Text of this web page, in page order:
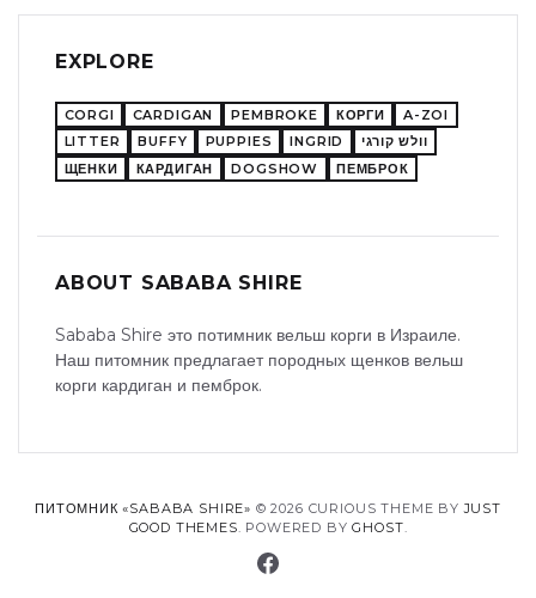
EXPLORE
CORGI CARDIGAN PEMBROKE КОРГИ
A-ZOI
LITTER
BUFFY PUPPIES INGRID
וולש קורגי
ЩЕНКИ
КАРДИГАН DOGSHOW ПЕМБРОК
ABOUT SABABA SHIRE
Sababa Shire это потимник вельш корги в Израиле.
Наш питомник предлагает породных щенков вельш
корги кардиган и пемброк.
ПИТОМНИК «SABABA SHIRE» © 2026 CURIOUS THEME BYJUST
GOOD THEMES. POWERED BYGHOST.